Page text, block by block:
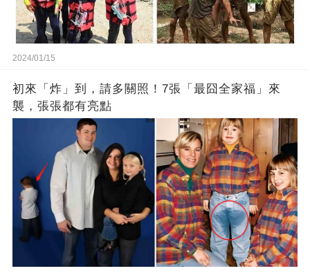
2024/01/15
初來「炸」到，請多關照！7張「最囧全家福」來
襲，張張都有亮點